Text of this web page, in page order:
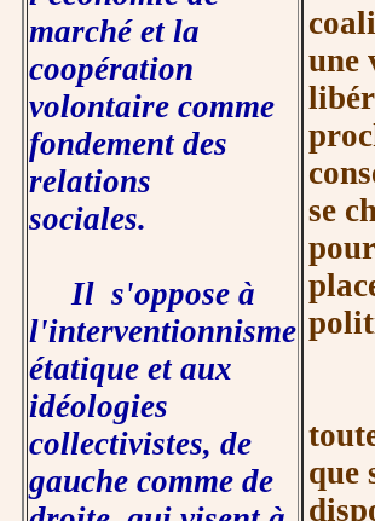
marché et la
coopération
volontaire comme
fondement des
relations
sociales.
Il s'oppose à
l'interventionnisme
étatique et aux
idéologies
collectivistes, de
gauche comme de
une
se
que